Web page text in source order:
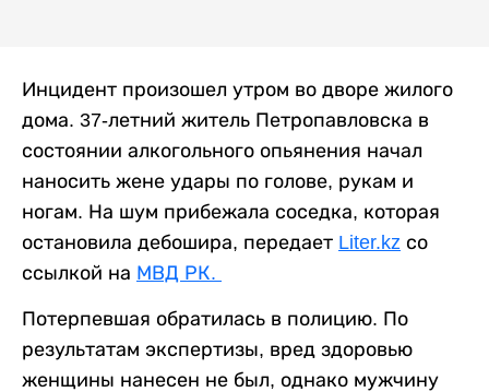
Инцидент произошел утром во дворе жилого
дома. 37-летний житель Петропавловска в
состоянии алкогольного опьянения начал
наносить жене удары по голове, рукам и
ногам. На шум прибежала соседка, которая
остановила дебошира, передает Liter.kz со
ссылкой на МВД РК.
Потерпевшая обратилась в полицию. По
результатам экспертизы, вред здоровью
женщины нанесен не был, однако мужчину